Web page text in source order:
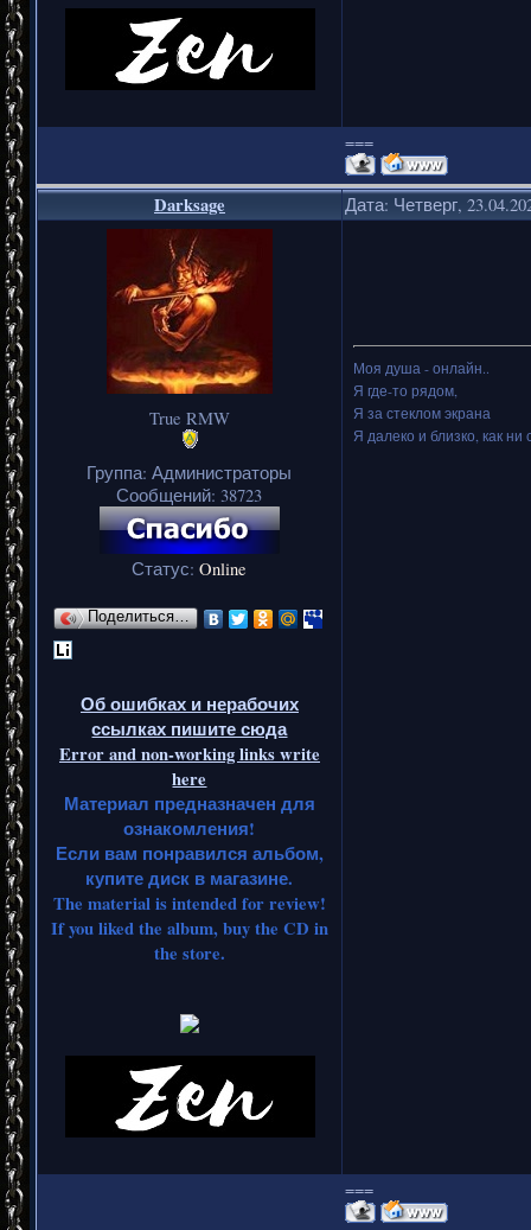
===
Darksage Дата: Четверг,
True RMW
Группа: Администраторы
Сообщений: 38723
Статус:Online
Поделиться…
Об ошибках и нерабочих
ссылках пишите сюда
Error and non-working links write
here
Материал предназначен для
ознакомления!
Если вам понравился альбом,
купите диск в магазине.
The material is intended for review!
If you liked the album, buy the CD in
the store.
Моя душа - онлайн..
Я где-то рядом,
Я за стеклом экрана
Я далеко и близко, как ни
===